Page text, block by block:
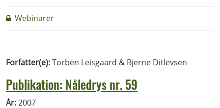
Webinarer
Forfatter(e):Torben Leisgaard & Bjerne Ditlevsen
Publikation: Nåledrys nr. 59
År:2007